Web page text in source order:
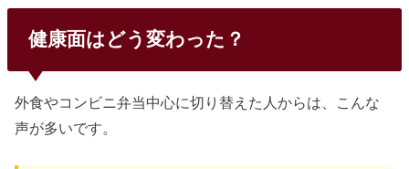
健康面はどう変わった？
外食やコンビニ弁当中心に切り替えた人からは、こんな
声が多いです。